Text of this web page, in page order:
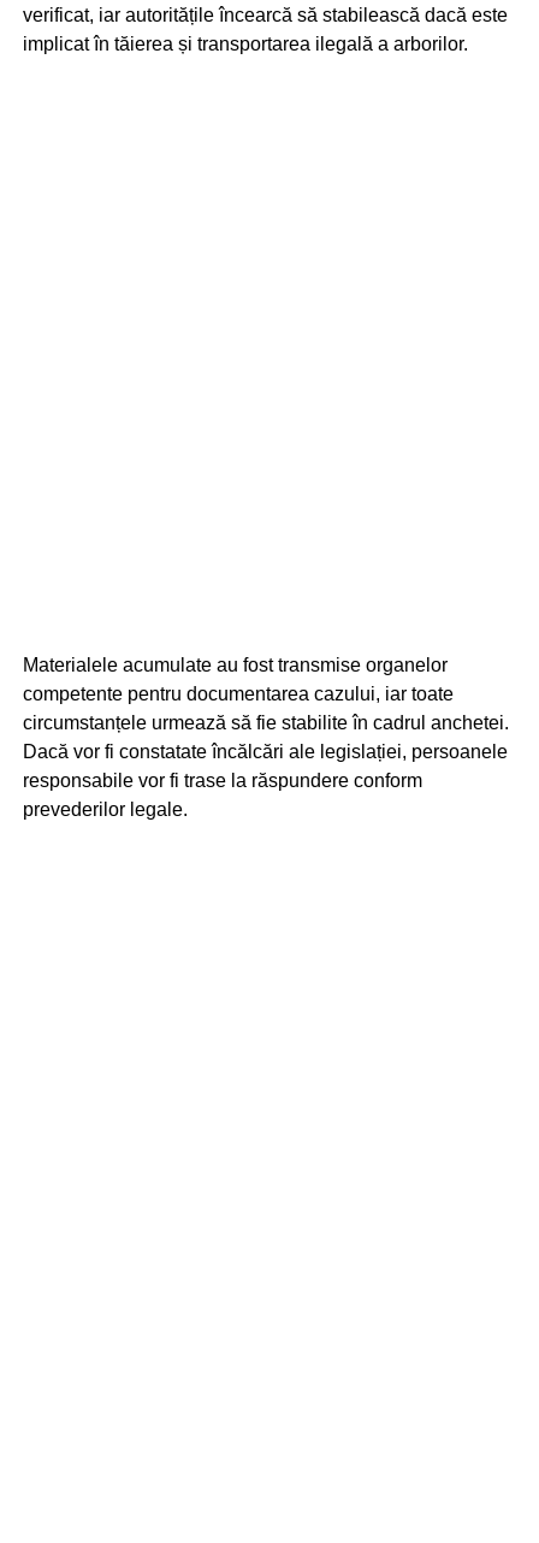
verificat, iar autoritățile încearcă să stabilească dacă este
implicat în tăierea și transportarea ilegală a arborilor.
Materialele acumulate au fost transmise organelor
competente pentru documentarea cazului, iar toate
circumstanțele urmează să fie stabilite în cadrul anchetei.
Dacă vor fi constatate încălcări ale legislației, persoanele
responsabile vor fi trase la răspundere conform
prevederilor legale.